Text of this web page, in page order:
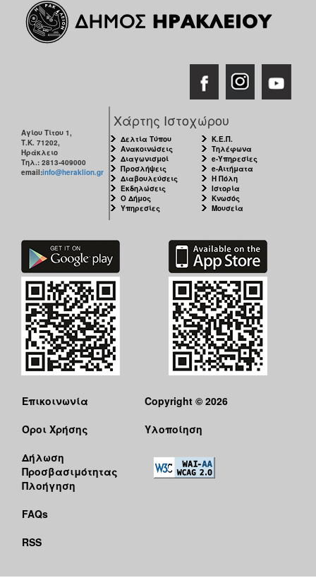
Αγίου Τίτου 1,
Τ.Κ. 71202,
Ηράκλειο
Τηλ.: 2813-409000
email:info@heraklion.gr
Χάρτης Ιστοχώρου
Δελτία Τύπου
Ανακοινώσεις
Διαγωνισμοί
Προσλήψεις
Διαβουλεύσεις
Εκδηλώσεις
Ο Δήμος
Υπηρεσίες
Κ.Ε.Π.
Τηλέφωνα
e-Υπηρεσίες
e-Αιτήματα
Η Πόλη
Ιστορία
Κνωσός
Μουσεία
Επικοινωνία
Όροι Χρήσης
Δήλωση
Προσβασιμότητας
Πλοήγηση
FAQs
RSS
Copyright © 2026
Υλοποίηση